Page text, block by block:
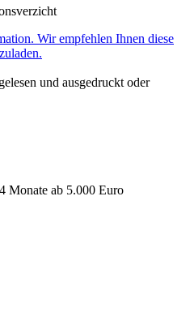
Wir empfehlen Ihnen diese
und ausgedruckt oder
Monate ab 5.000 Euro